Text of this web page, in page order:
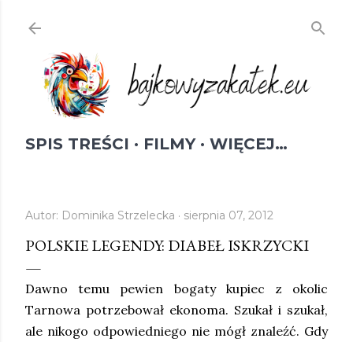
SPIS TREŚCI FILMY WIĘCEJ…
Autor: Dominika Strzelecka sierpnia 07, 2012
POLSKIE LEGENDY: DIABEŁ ISKRZYCKI
Dawno temu pewien bogaty kupiec z okolic
Tarnowa potrzebował ekonoma. Szukał i szukał,
ale nikogo odpowiedniego nie mógł znaleźć. Gdy